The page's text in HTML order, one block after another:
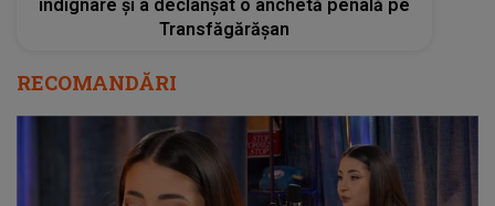
indignare și a declanșat o anchetă penală pe
Transfăgărășan
RECOMANDĂRI